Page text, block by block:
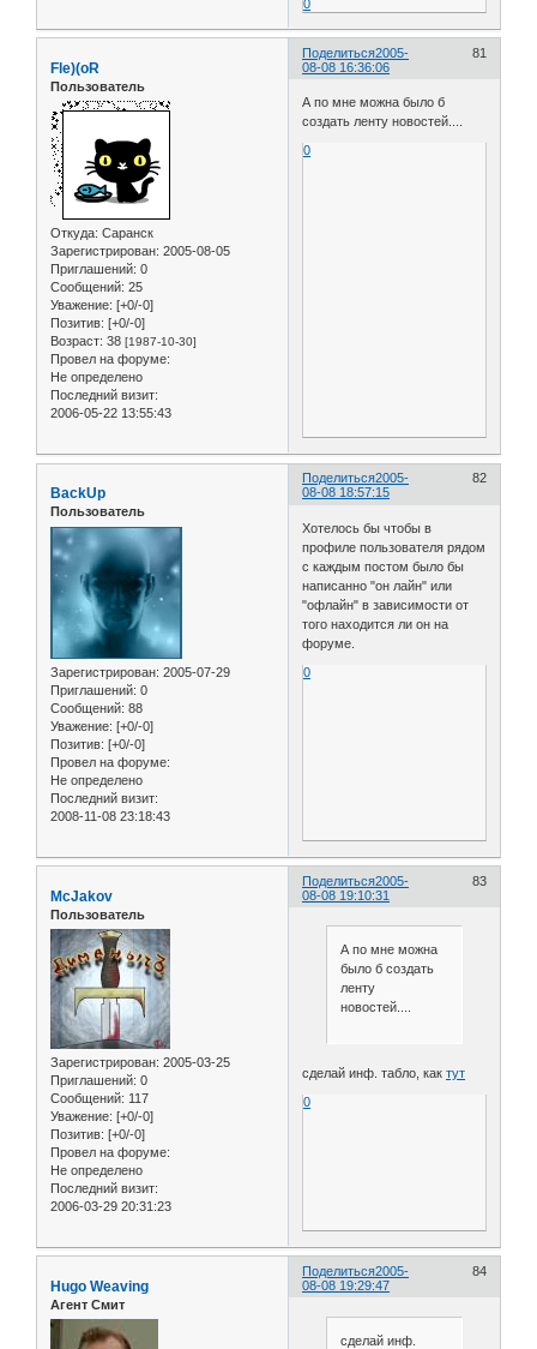
0
Поделиться 81
2005-
08-08 16:36:06
Fle)(oR
Пользователь
Откуда: Саранск
Зарегистрирован: 2005-08-05
Приглашений: 0
Сообщений: 25
Уважение: [+0/-0]
Позитив: [+0/-0]
Возраст: 38 [1987-10-30]
Провел на форуме:
Не определено
Последний визит:
2006-05-22 13:55:43
А по мне можна было б
создать ленту новостей....
0
Поделиться 82
2005-
08-08 18:57:15
BackUp
Пользователь
Зарегистрирован: 2005-07-29
Приглашений: 0
Сообщений: 88
Уважение: [+0/-0]
Позитив: [+0/-0]
Провел на форуме:
Не определено
Последний визит:
2008-11-08 23:18:43
Хотелось бы чтобы в
профиле пользователя рядом
с каждым постом было бы
написанно "он лайн" или
"офлайн" в зависимости от
того находится ли он на
форуме.
0
Поделиться 83
2005-
08-08 19:10:31
McJakov
Пользователь
Зарегистрирован: 2005-03-25
Приглашений: 0
Сообщений: 117
Уважение: [+0/-0]
Позитив: [+0/-0]
Провел на форуме:
Не определено
Последний визит:
2006-03-29 20:31:23
А по мне можна
было б создать
ленту
новостей....
сделай инф. табло, кактут
0
Поделиться 84
2005-
08-08 19:29:47
Hugo Weaving
Агент Смит
сделай инф.